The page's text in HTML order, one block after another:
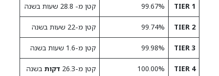
TIER 1
99.67% קטן מ- 28.8 שעות בשנה
TIER 2
99.74% קטן מ-22 שעות בשנה
TIER 3
99.98% קטן מ-1.6 שעות בשנה
TIER 4
100.00% קטן מ-26.3 דקות בשנה